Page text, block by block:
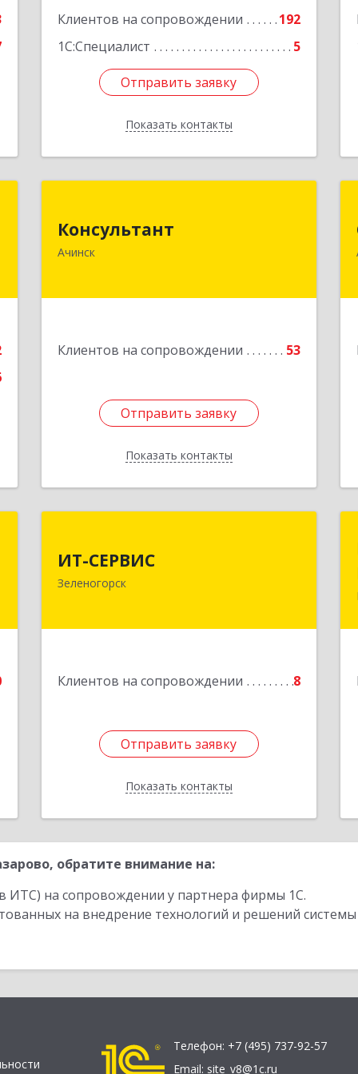
Клиентов на сопровождении
192
1С:Специалист
5
Отправить заявку
Показать контакты
Отправить заявку
Назад
Консультант
Ачинск
Клиентов на сопровождении 53
Отправить заявку
Показать контакты
662159, Красноярский край, Ачинск г,
Юго-Восточный район, дом № 21А
Подробнее
Отправить заявку
Назад
ИТ-СЕРВИС
Зеленогорск
Клиентов на сопровождении 8
Отправить заявку
Показать контакты
Зеленогорск г, Гагарина ул, дом № 34
Подробнее
Отправить заявку
Назад
обратите внимание на:
ИТС) на сопровождении у партнера фирмы 1С.
на внедрение технологий и решений
Телефон: +7 (495) 737-92-57
Email: site_v8@1c.ru